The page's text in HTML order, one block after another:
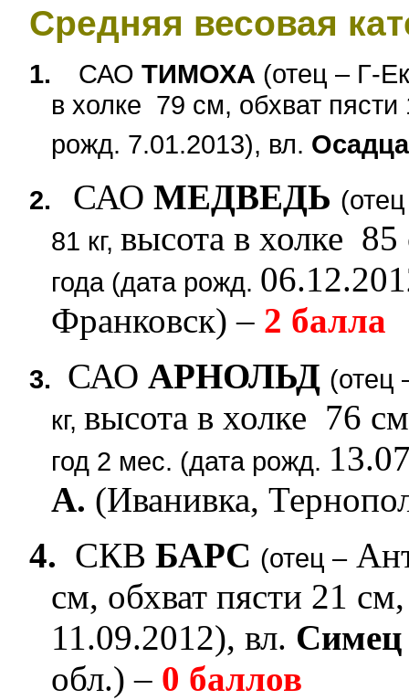
Средняя весовая
1. САО ТИМОХА (отец – Г-
в холке 79 см, обхват пясти
рожд. 7.01.2013), вл.
2.
САО МЕДВЕДЬ
81 кг, высота в холке
года (дата рожд.
Франковск) – 2 балла
3. САО АРНОЛЬД (отец
кг, высота в холке 76
год 2 мес. (дата рожд.
А. (Иванивка,
4. СКВ БАРС (отец –
см, обхват пясти 21 см,
11.09.2012), вл.
обл.) – 0 баллов